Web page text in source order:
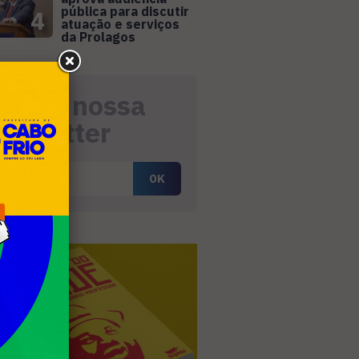
4
pública para discutir
atuação e serviços
da Prolagos
nossa